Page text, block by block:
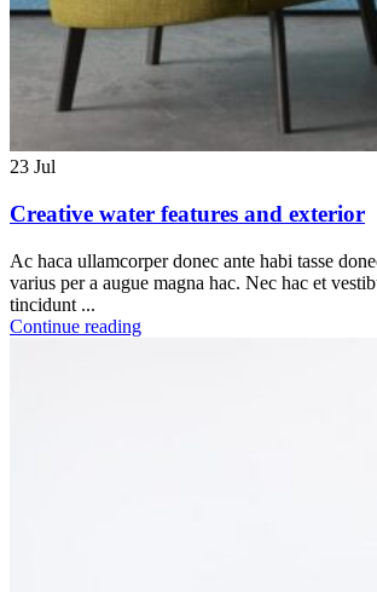
23 Jul
Creative water features and exterior
Ac haca ullamcorper donec ante habi tasse
varius per a augue magna hac. Nec hac et
tincidunt ...
Continue reading